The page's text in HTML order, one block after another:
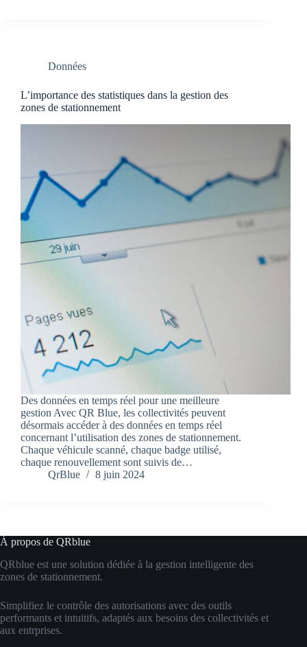
Données
L’importance des statistiques dans la gestion des
zones de stationnement
Des données en temps réel pour une meilleure
gestion Avec QR Blue, les collectivités peuvent
désormais accéder à des données en temps réel
concernant l’utilisation des zones de stationnement.
Chaque véhicule scanné, chaque badge utilisé,
chaque renouvellement sont suivis de…
QrBlue
8 juin 2024
À propos de QRblue
QRblue est une solution dédiée à la gestion intelligente des
zones de stationnement.
Simplifiez le contrôle des autorisations avec des outils
performants et intuitifs, adaptés aux besoins des collectivités et
aux entrprises.